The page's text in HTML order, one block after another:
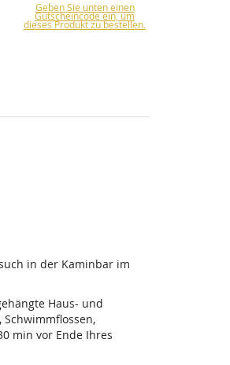
Geben Sie unten einen
Gutscheincode ein, um
dieses Produkt zu bestellen.
in der Kaminbar im
Haus- und
min vor Ende Ihres